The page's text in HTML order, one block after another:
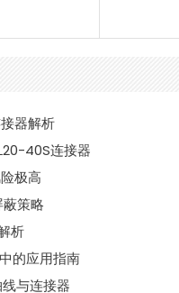
器解析
40S连接器
极高
策略
析
的应用指南
与连接器